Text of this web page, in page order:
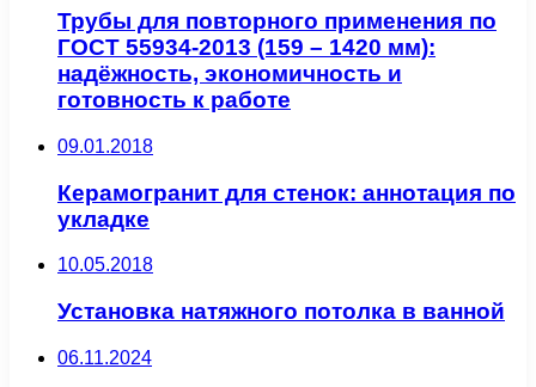
Трубы для повторного применения по
ГОСТ 55934-2013 (159 – 1420 мм):
надёжность, экономичность и
готовность к работе
09.01.2018
Керамогранит для стенок: аннотация по
укладке
10.05.2018
Установка натяжного потолка в ванной
06.11.2024